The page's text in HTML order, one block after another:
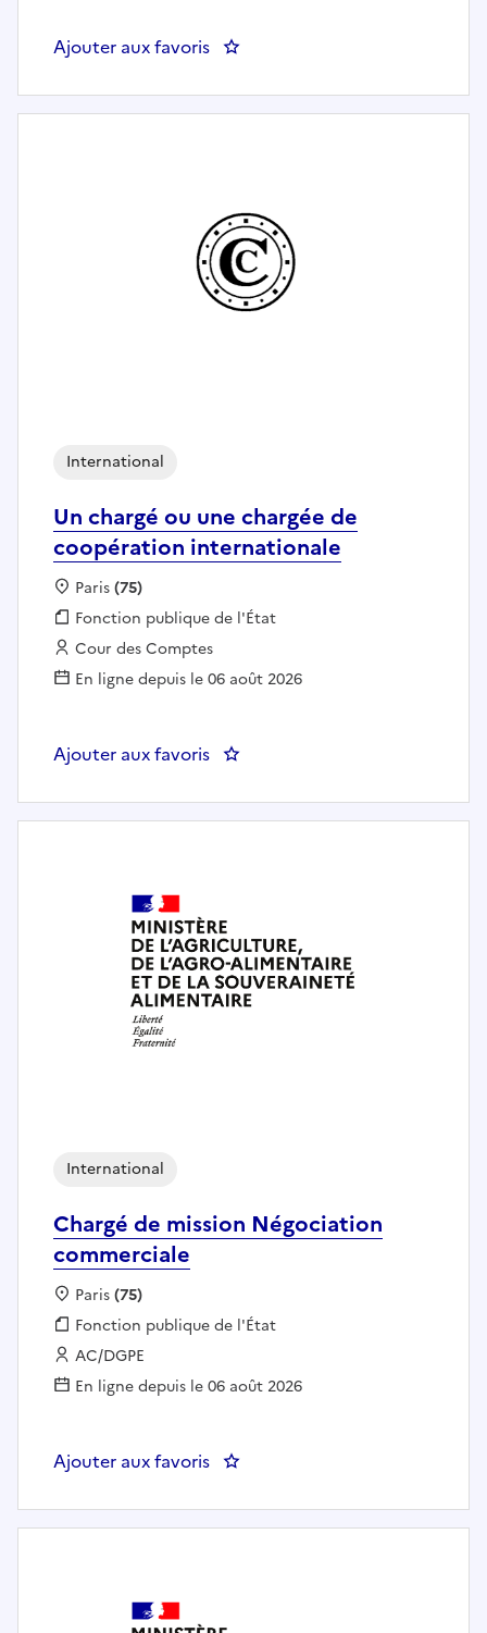
Ajouter aux favoris : Chargé(e) de mission
Un chargé ou une chargée de
coopération internationale
International
Localisation :
Paris(75)
Fonction publique :
Fonction publique de l'État
Employeur :
Cour des Comptes
En ligne depuis le 06 août 2026
Ajouter aux favoris : Un chargé ou une chargée
Chargé de mission Négociation
commerciale
International
Localisation :
Paris(75)
Fonction publique :
Fonction publique de l'État
Employeur :
AC/DGPE
En ligne depuis le 06 août 2026
Ajouter aux favoris : Chargé de mission